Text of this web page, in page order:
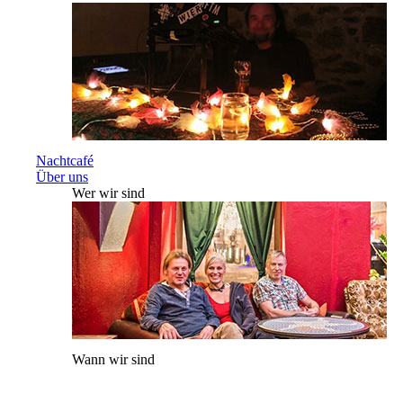
Nachtcafé
Über uns
Wer wir sind
Wann wir sind